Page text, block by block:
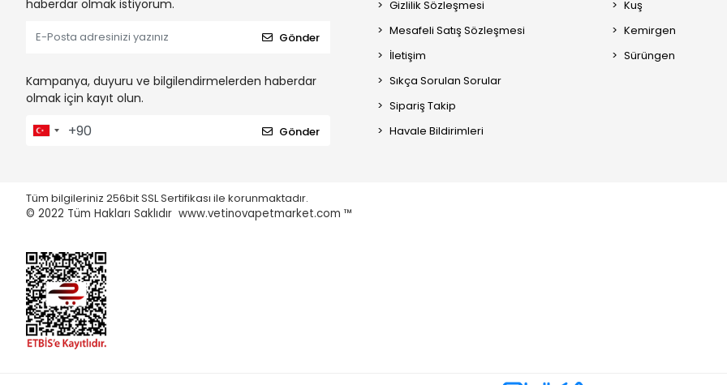
haberdar olmak istiyorum.
Gönder
Kampanya, duyuru ve bilgilendirmelerden haberdar
olmak için kayıt olun.
Gönder
Gizlilik Sözleşmesi
Mesafeli Satış Sözleşmesi
İletişim
Sıkça Sorulan Sorular
Sipariş Takip
Havale Bildirimleri
Kuş
Kemirgen
Sürüngen
Tüm bilgileriniz 256bit SSL Sertifikası ile korunmaktadır.
© 2022 Tüm Hakları Saklıdır www.vetinovapetmarket.com ™